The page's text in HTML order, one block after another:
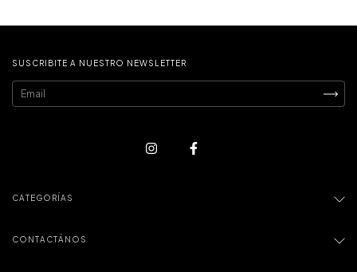
SUSCRIBITE A NUESTRO NEWSLETTER
CATEGORÍAS
CONTACTÁNOS